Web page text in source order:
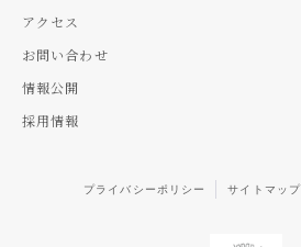
アクセス
お問い合わせ
情報公開
採用情報
プライバシーポリシー サイトマップ